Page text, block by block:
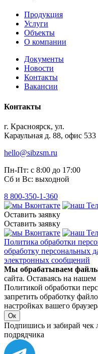
Продукция
Услуги
Объекты
О компании
Документы
Новости
Контакты
Вакансии
Контакты
г. Красноярск, ул.
Караульная д. 88, офис 533
hello@sibzsm.ru
Пн-Пт: с 8:00 до 17:00
Сб и Вс: выходной
8 800-350-1-360
Оставить заявку
Оставить заявку
Политика обработки
обработку персональных
электронных сообщений
Мы обрабатываем
сайта. Оставаясь на нашем
Политикой обработки
запретить обработку
настройках вашего
Ок
Подпишись и забирай чек
подрядчика